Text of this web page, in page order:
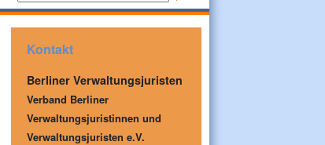
Kontakt
Berliner Verwaltungsjuristen
Verband Berliner
Verwaltungsjuristinnen und
Verwaltungsjuristen e.V.